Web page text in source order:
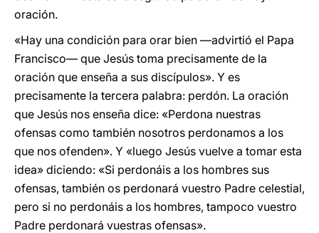
oración.
«Hay una condición para orar bien —advirtió el Papa
Francisco— que Jesús toma precisamente de la
oración que enseña a sus discípulos». Y es
precisamente la tercera palabra: perdón. La oración
que Jesús nos enseña dice: «Perdona nuestras
ofensas como también nosotros perdonamos a los
que nos ofenden». Y «luego Jesús vuelve a tomar esta
idea» diciendo: «Si perdonáis a los hombres sus
ofensas, también os perdonará vuestro Padre celestial,
pero si no perdonáis a los hombres, tampoco vuestro
Padre perdonará vuestras ofensas».